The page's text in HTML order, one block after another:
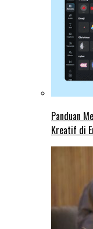
Panduan
Kreatif di